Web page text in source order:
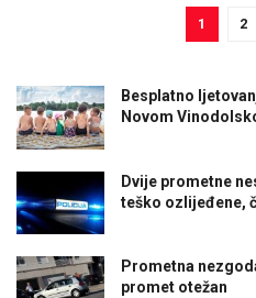
1 2
Besplatno
Novom
Dvije prometne
teško ozlijeđene,
Prometna
promet otežan